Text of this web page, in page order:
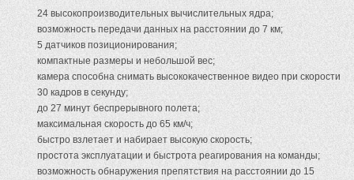
24 высокопроизводительных вычислительных ядра;
возможность передачи данных на расстоянии до 7 км;
5 датчиков позиционирования;
компактные размеры и небольшой вес;
камера способна снимать высококачественное видео при скорости
30 кадров в секунду;
до 27 минут беспрерывного полета;
максимальная скорость до 65 км/ч;
быстро взлетает и набирает высокую скорость;
простота эксплуатации и быстрота реагирования на команды;
возможность обнаружения препятствия на расстоянии до 15